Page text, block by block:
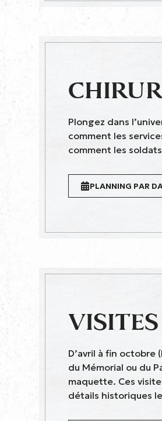
Plongez dans
comment les
comment les
PLANNING PAR
D’avril à fin
du Mémorial ou du
maquette. Ces
détails historiques